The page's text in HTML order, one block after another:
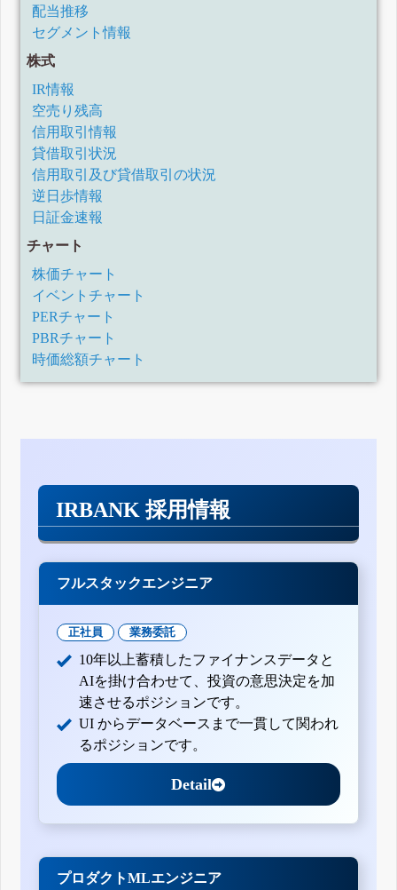
配当推移
セグメント情報
株式
IR情報
空売り残高
信用取引情報
貸借取引状況
信用取引及び貸借取引の状況
逆日歩情報
日証金速報
チャート
株価チャート
イベントチャート
PERチャート
PBRチャート
時価総額チャート
IRBANK 採用情報
フルスタックエンジニア
正社員 業務委託
10年以上蓄積したファイナンスデータと
AIを掛け合わせて、投資の意思決定を加
速させるポジションです。
UI からデータベースまで一貫して関われ
るポジションです。
Detail
プロダクトMLエンジニア